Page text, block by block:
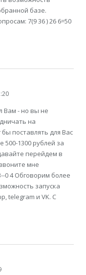
базе.
7(9 36 ) 26 6=50
Вам - но вы не
на
поставлять для Вас
500-1300 рублей за
перейдем в
мне
0 4 Обговорим более
запуска
telegram и VK. С